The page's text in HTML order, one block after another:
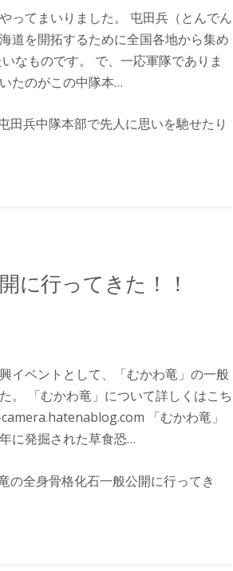
ってまいりました。 屯田兵（とんでん
道を開拓するために全国各地から集め
なものです。 で、一応軍隊でありま
たのがこの中隊本…
に行ってきた！！
イベントとして、「むかわ竜」の一般
。 「むかわ竜」について詳しくはこち
「むかわ竜」
に発掘された草食恐…